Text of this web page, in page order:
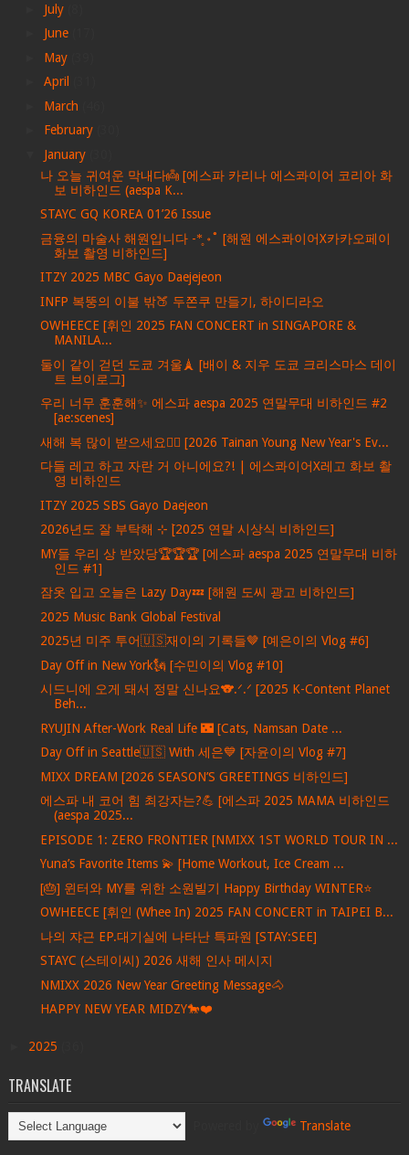
July
June
May
April
March
February
January
나 오늘 귀여운 막내다👼 [에스파 카리나 에스콰이어 코리아 화
보 비하인드 (aespa K...
STAYC GQ KOREA 01’26 Issue
금융의 마술사 해원입니다 -*̥ ॰˚ [해원 에스콰이어X카카오페이
화보 촬영 비하인드]
ITZY 2025 MBC Gayo Daejejeon
INFP 복뚱의 이불 밖🍑 두쫀쿠 만들기, 하이디라오
OWHEECE [휘인 2025 FAN CONCERT in SINGAPORE &
MANILA...
둘이 같이 걷던 도쿄 겨울🗼 [배이 & 지우 도쿄 크리스마스 데이
트 브이로그]
우리 너무 훈훈해✨ 에스파 aespa 2025 연말무대 비하인드 #2
[ae:scenes]
새해 복 많이 받으세요🙇‍♀️ [2026 Tainan Young New Year's Ev...
다들 레고 하고 자란 거 아니에요?! | 에스콰이어X레고 화보 촬
영 비하인드
ITZY 2025 SBS Gayo Daejeon
2026년도 잘 부탁해 ⊹ ࣪[2025 연말 시상식 비하인드]
MY들 우리 상 받았당🏆🏆🏆 [에스파 aespa 2025 연말무대 비하
인드 #1]
잠옷 입고 오늘은 Lazy Day💤 [해원 도씨 광고 비하인드]
2025 Music Bank Global Festival
2025년 미주 투어🇺🇸재이의 기록들🤎 [예은이의 Vlog #6]
Day Off in New York🗽 [수민이의 Vlog #10]
시드니에 오게 돼서 정말 신나요🐨.ᐟ.ᐟ [2025 K-Content Planet
Beh...
RYUJIN After-Work Real Life 🌃 [Cats, Namsan Date ...
Day Off in Seattle🇺🇸 With 세은💙 [자윤이의 Vlog #7]
MIXX DREAM [2026 SEASON’S GREETINGS 비하인드]
에스파 내 코어 힘 최강자는?💪 [에스파 2025 MAMA 비하인드
(aespa 2025...
EPISODE 1: ZERO FRONTIER [NMIXX 1ST WORLD TOUR IN ...
Yuna’s Favorite Items 💫 [Home Workout, Ice Cream ...
[🎂] 윈터와 MY를 위한 소원빌기 Happy Birthday WINTER⭐️
OWHEECE [휘인 (Whee In) 2025 FAN CONCERT in TAIPEI B...
나의 쟈근 EP.대기실에 나타난 특파원 [STAY:SEE]
STAYC (스테이씨) 2026 새해 인사 메시지
NMIXX 2026 New Year Greeting Message🐴
HAPPY NEW YEAR MIDZY🐎❤️
2025
TRANSLATE
Translate